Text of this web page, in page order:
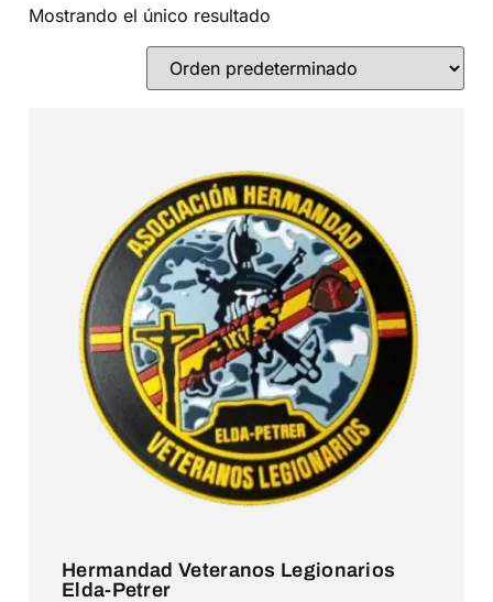
Mostrando el único resultado
Hermandad Veteranos Legionarios
Elda-Petrer